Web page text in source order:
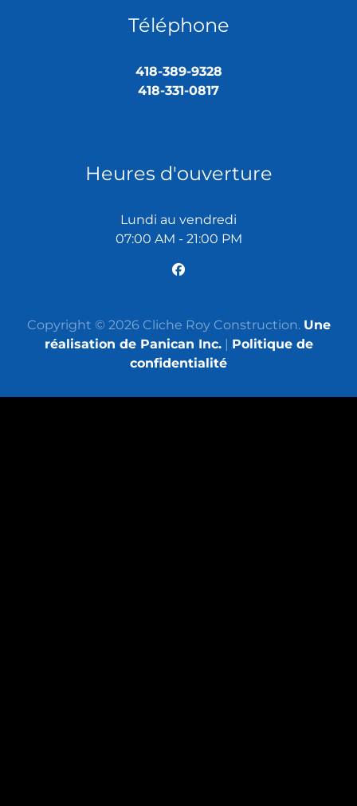
Téléphone
418-389-9328
418-331-0817
Heures d'ouverture
Lundi au vendredi
07:00 AM - 21:00 PM
Copyright © 2026 Cliche Roy Construction. Une
réalisation de Panican Inc.| Politique de
confidentialité